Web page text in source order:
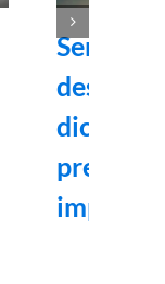
Serviços
dicas